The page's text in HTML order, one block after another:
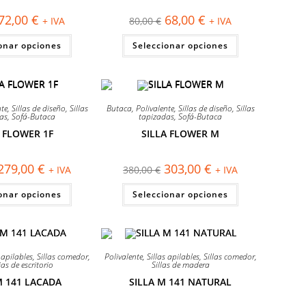
precio
€.
€ El
precio
actual
es:
72,00 €.
+ IVA
opciones
Este
tiene
variantes.
se
pueden
80,00€ El
precio
original
era:
80,00 €.
68,00 € El
precio
actual
es:
68,00 €.
+ IVA
Seleccionar opciones
Este
tiene
se
pueden
, Sillas de diseño, Sillas
, Sofá-Butaca
1F
€.
€ El
precio
actual
es:
279,00 €.
+ IVA
opciones
Este
tiene
se
pueden
Butaca, Polivalente, Sillas de diseño, Sillas
tapizadas, Sofá-Butaca
SILLA FLOWER M
380,00€ El
precio
original
era:
380,00 €.
303,00 € El
precio
actual
es:
303,00 €.
+ IVA
Seleccionar opciones
Este
tiene
se
pueden
, Sillas comedor,
de escritorio
141 LACADA
Polivalente, Sillas apilables, Sillas comedor,
Sillas de madera
SILLA M 141 NATURAL